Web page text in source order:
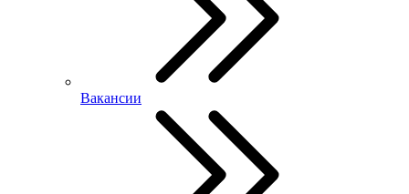
Вакансии